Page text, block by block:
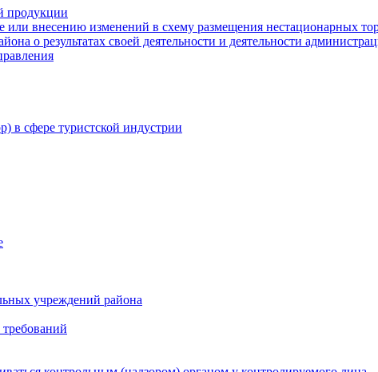
продукции
или внесению изменений в схему размещения нестационарных
о результатах своей деятельности и деятельности
в сфере туристской индустрии
учреждений района